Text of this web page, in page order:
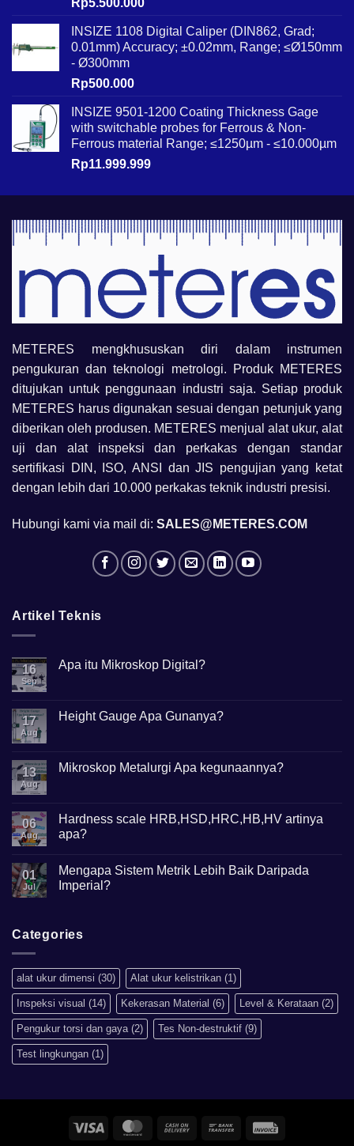
INSIZE 1108 Digital Caliper (DIN862, Grad;
0.01mm) Accuracy; ±0.02mm, Range; ≤Ø150mm
- Ø300mm
Rp500.000
INSIZE 9501-1200 Coating Thickness Gage
with switchable probes for Ferrous & Non-
Ferrous material Range; ≤1250µm - ≤10.000µm
Rp11.999.999
METERES mengkhususkan diri dalam instrumen
pengukuran dan teknologi metrologi. Produk METERES
ditujukan untuk penggunaan industri saja. Setiap produk
METERES harus digunakan sesuai dengan petunjuk yang
diberikan oleh produsen. METERES menjual alat ukur, alat
uji dan alat inspeksi dan perkakas dengan standar
sertifikasi DIN, ISO, ANSI dan JIS pengujian yang ketat
dengan lebih dari 10.000 perkakas teknik industri presisi.
Hubungi kami via mail di: SALES@METERES.COM
Artikel Teknis
16
Sep
Apa itu Mikroskop Digital?
Apa
itu
17
Aug
Height Gauge Apa Gunanya?
Height
Gauge
13
Aug
Mikroskop Metalurgi Apa kegunaannya?
Mikroskop
Metalurgi
Apa
06
Aug
Hardness scale HRB,HSD,HRC,HB,HV artinya
apa?
on
Hardness
scale
01
Jul
Mengapa Sistem Metrik Lebih Baik Daripada
Imperial?
Mengapa
Sistem
Baik
Daripada
Imperial?
Categories
alat ukur dimensi (30) Alat ukur kelistrikan (1)
Inspeksi visual (14) Kekerasan Material (6) Level & Kerataan (2)
Pengukur torsi dan gaya(2) Tes Non-destruktif (9)
Test lingkungan (1)
Visa MasterCardCash
Bank